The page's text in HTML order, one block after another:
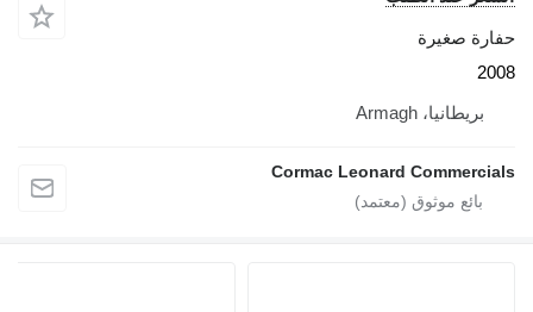
صغيرة
بريطانيا، Armagh
Cormac Leonard